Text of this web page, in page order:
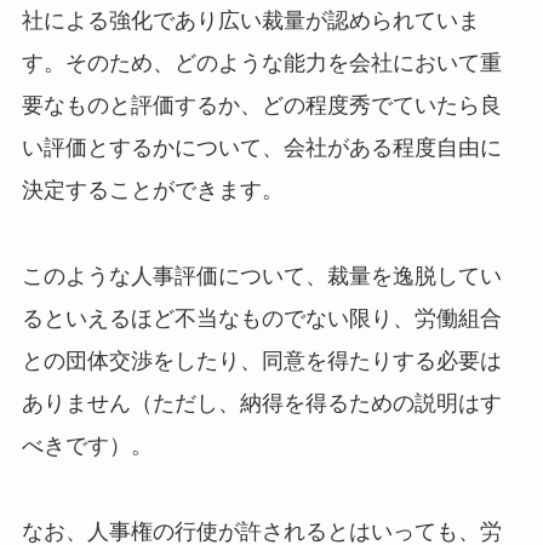
社による強化であり広い裁量が認められていま
す。そのため、どのような能力を会社において重
要なものと評価するか、どの程度秀でていたら良
い評価とするかについて、会社がある程度自由に
決定することができます。
このような人事評価について、裁量を逸脱してい
るといえるほど不当なものでない限り、労働組合
との団体交渉をしたり、同意を得たりする必要は
ありません（ただし、納得を得るための説明はす
べきです）。
なお、人事権の行使が許されるとはいっても、労